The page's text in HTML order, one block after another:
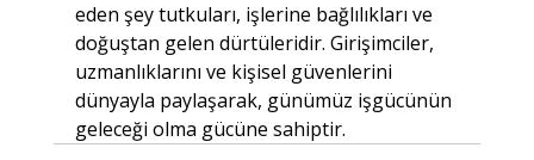
eden şey tutkuları, işlerine bağlılıkları ve
doğuştan gelen dürtüleridir. Girişimciler,
uzmanlıklarını ve kişisel güvenlerini
dünyayla paylaşarak, günümüz işgücünün
geleceği olma gücüne sahiptir.